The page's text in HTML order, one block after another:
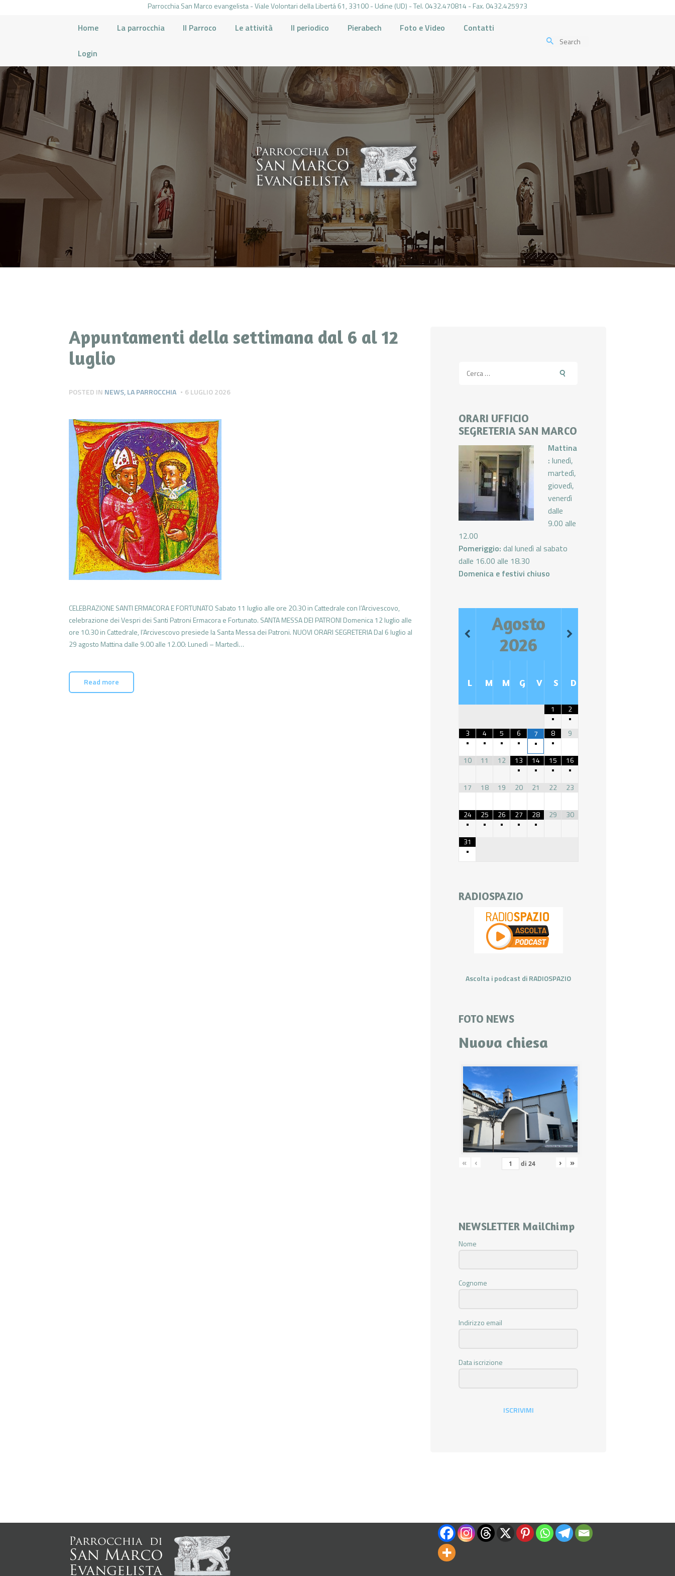
Parrocchia San Marco evangelista - Viale Volontari della Libertá 61, 33100 - Udine (UD) - Tel. 0432.470814 - Fax. 0432.425973
Home La parrocchia Il Parroco Le attività Il periodico Pierabech Foto e Video Contatti
Login
HOME
LA PARROCCHIA
IL PARROCO
LE ATTIVITÀ
IL PERIODICO
PIERABECH
FOTO E VIDEO
CONTATTI
Appuntamenti della settimana dal 6 al 12
luglio
POSTED IN NEWS,LA PARROCCHIA 6 LUGLIO 2026
CELEBRAZIONE SANTI ERMACORA E FORTUNATO Sabato 11 luglio alle ore 20.30 in Cattedrale con l’Arcivescovo,
celebrazione dei Vespri dei Santi Patroni Ermacora e Fortunato. SANTA MESSA DEI PATRONI Domenica 12 luglio alle
ore 10.30 in Cattedrale, l’Arcivescovo presiede la Santa Messa dei Patroni. NUOVI ORARI SEGRETERIA Dal 6 luglio al
29 agosto Mattina dalle 9.00 alle 12.00: Lunedì – Martedì…
Read more
per:
ORARI UFFICIO
SEGRETERIA SAN MARCO
Mattina
: lunedì,
martedì,
giovedì,
venerdì
dalle
9.00 alle
12.00
Pomeriggio: dal lunedì al sabato
dalle 16.00 alle 18.30
Domenica e festivi chiuso
Agosto
2026
L M M G V S D
1
•
2
•
3
•
4
•
5
•
6
•
7
•
8
•
9
10 11 12
13
•
14
•
15
•
16
•
17
18 19 20 21 22 23
24
•
25
•
26
•
27
•
28
•
29 30
31
•
RADIOSPAZIO
Ascolta i podcast di RADIOSPAZIO
FOTO NEWS
Nuova chiesa
« ‹ di 24 › »
NEWSLETTER MailChimp
Nome
Cognome
Indirizzo email
Data iscrizione
ISCRIVIMI